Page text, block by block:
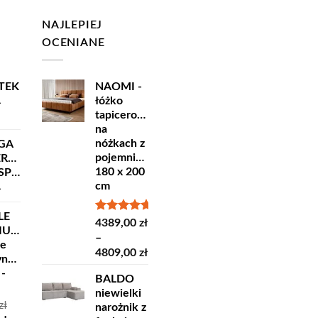
NAJLEPIEJ
OCENIANE
NAOMI -
łóżko
tapicerowane
na
nóżkach z
pojemnikiem
180 x 200
cm
Oceniono
4389,00 zł
–
4809,00 złZakres
BALDO
niewielki
narożnik z